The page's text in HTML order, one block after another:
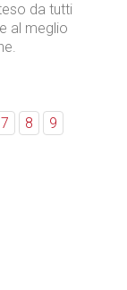
da tutti
al meglio
7 8
9